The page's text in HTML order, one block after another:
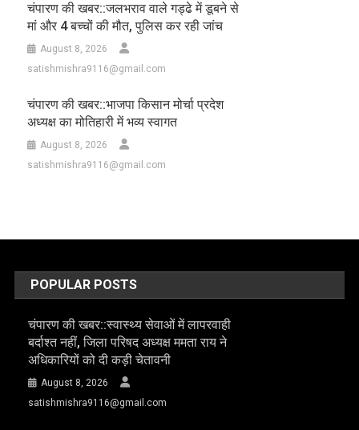
चंपारण की खबर::जलभराव वाले गड्ढे में डूबने से
मां और 4 बच्चों की मौत, पुलिस कर रही जांच
August 8, 2026
satishmishra9116@gmail.com
चंपारण की खबर::भाजपा किसान मोर्चा प्रदेश
अध्यक्ष का मोतिहारी में भव्य स्वागत
August 8, 2026
satishmishra9116@gmail.com
POPULAR POSTS
चंपारण की खबर::स्वास्थ्य सेवाओं में लापरवाही
बर्दाश्त नहीं, जिला परिषद अध्यक्ष ममता राय ने
अधिकारियों को दी कड़ी चेतावनी
August 8, 2026
satishmishra9116@gmail.com